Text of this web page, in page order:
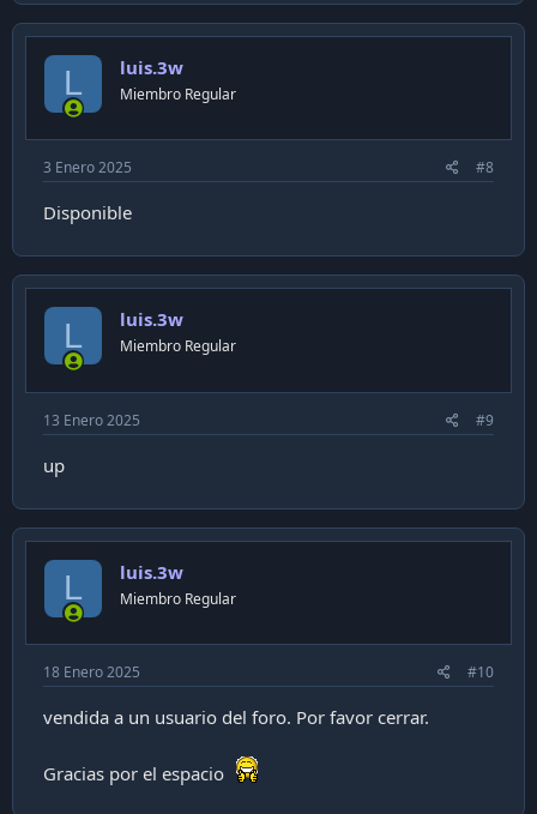
L luis.3w
Miembro Regular
3 Enero 2025 #8
Disponible
L luis.3w
Miembro Regular
13 Enero 2025 #9
up
L luis.3w
Miembro Regular
18 Enero 2025 #10
vendida a un usuario del foro. Por favor cerrar.
Gracias por el espacio